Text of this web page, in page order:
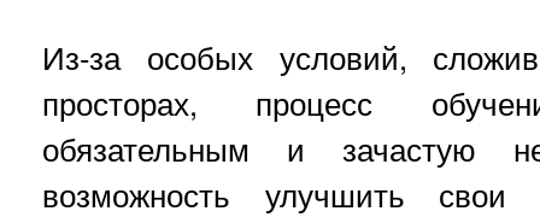
Из-за особых условий,
просторах, процесс
обязательным и зачастую
возможность улучшить